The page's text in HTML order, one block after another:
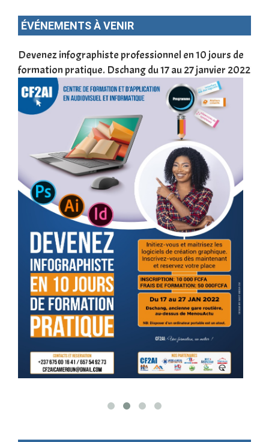
ÉVÉNEMENTS À VENIR
Devenez infographiste professionnel en 10 jours de
formation pratique. Dschang du 17 au 27 janvier 2022